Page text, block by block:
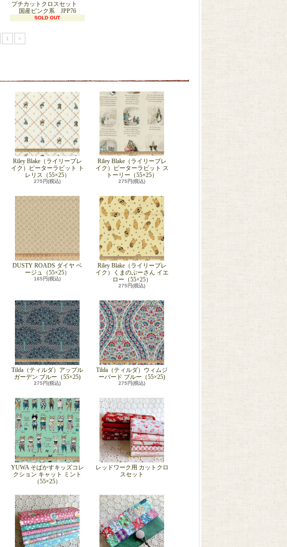
プチカットクロスセット
国産ピンク系 JPP76
SOLD OUT
1 >
Riley Blake（ライリーブレ
イク）ピーターラビット ト
レリス（55×25）
275円(税込)
Riley Blake（ライリーブレ
イク）ピーターラビット ス
トーリー（55×25）
275円(税込)
DUSTY ROADS ダイヤ ベ
ージュ（55×25）
165円(税込)
Riley Blake（ライリーブレ
イク）くまのぷーさん イエ
ロー（55×25）
275円(税込)
Tilda（ティルダ）アップル
ガーデン ブルー（55×25)
275円(税込)
Tilda（ティルダ）ウィムジ
ーバード ブルー（55×25)
275円(税込)
YUWA そばかすキッズコレ
クション キャット ミント
（55×25）
レッドワーク用 カットクロ
スセット